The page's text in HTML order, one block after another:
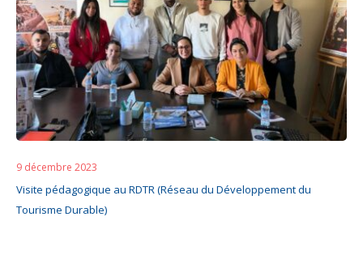
9 décembre 2023
Visite pédagogique au RDTR (Réseau du Développement du
Tourisme Durable)